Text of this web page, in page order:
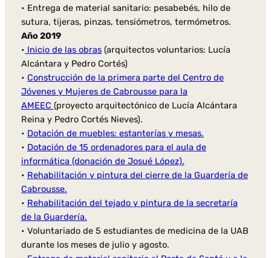
• Entrega de material sanitario: pesabebés, hilo de
sutura, tijeras, pinzas, tensiómetros, termómetros.
Año 2019
• Inicio de las obras(arquitectos voluntarios: Lucía
Alcántara y Pedro Cortés)
• Construcción de la primera parte del Centro de
Jóvenes y Mujeres de Cabrousse para la
AMEEC (proyecto arquitectónico de Lucía Alcántara
Reina y Pedro Cortés Nieves).
• Dotación de muebles: estanterías y mesas.
• Dotación de 15 ordenadores para el aula de
informática (donación de Josué López).
• Rehabilitación y pintura del cierre de la Guardería de
Cabrousse.
• Rehabilitación del tejado y pintura de la secretaría
de la Guardería.
• Voluntariado de 5 estudiantes de medicina de la UAB
durante los meses de julio y agosto.